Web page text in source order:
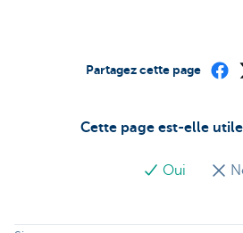
Cette page est-elle
Oui
Partagez cette page